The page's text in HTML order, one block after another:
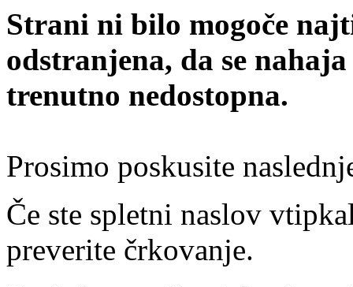
Strani ni bilo mogoče
odstranjena, da se
trenutno nedostopna.
Prosimo poskusite
Če ste spletni naslov
preverite črkovanje.